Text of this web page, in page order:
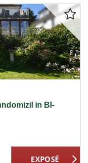
in BI-